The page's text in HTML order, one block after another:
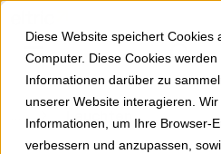
Diese Website speichert Cookies
Computer. Diese Cookies
Informationen darüber zu
unserer Website interagieren.
Informationen, um Ihre Browser-
verbessern und anzupassen,
Springe zu Hauptinhalt
Leuchten